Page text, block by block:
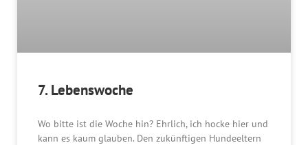
7. Lebenswoche
Wo bitte ist die Woche hin? Ehrlich, ich hocke hier und
kann es kaum glauben. Den zukünftigen Hundeeltern